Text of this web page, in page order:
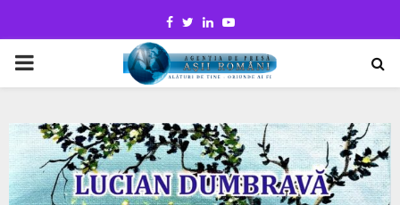
Facebook
TwitterLinkedinYoutube
PRIMARY